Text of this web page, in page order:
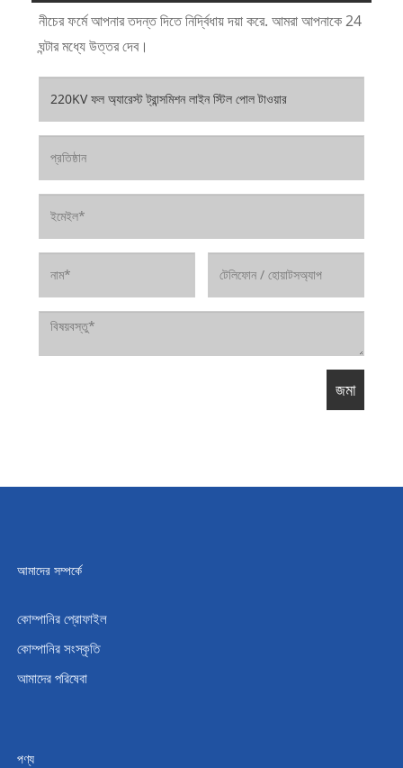
নীচের ফর্মে আপনার তদন্ত দিতে নির্দ্বিধায় দয়া করে. আমরা আপনাকে 24
ঘন্টার মধ্যে উত্তর দেব।
আমাদের সম্পর্কে
কোম্পানির প্রোফাইল
কোম্পানির সংস্কৃতি
আমাদের পরিষেবা
পণ্য